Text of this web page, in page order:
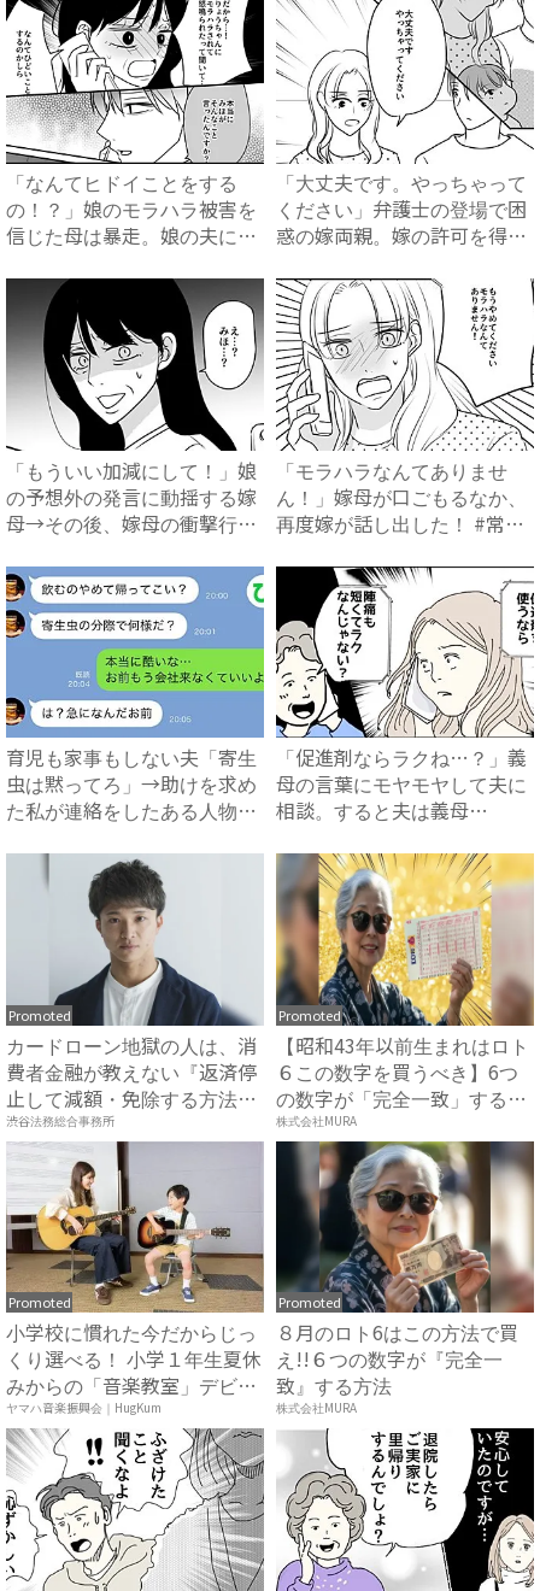
「なんてヒドイことをする
の！？」娘のモラハラ被害を
信じた母は暴走。娘の夫に電
「大丈夫です。やっちゃって
ください」弁護士の登場で困
惑の嫁両親。嫁の許可を得た
「もういい加減にして！」娘
の予想外の発言に動揺する嫁
母→その後、嫁母の衝撃行動
「モラハラなんてありませ
ん！」嫁母が口ごもるなか、
再度嫁が話し出した！ #常識
育児も家事もしない夫「寄生
虫は黙ってろ」→助けを求め
た私が連絡をしたある人物と
「促進剤ならラクね…？」義
母の言葉にモヤモヤして夫に
相談。すると夫は義母
Promoted
カードローン地獄の人は、消
費者金融が教えない『返済停
止して減額・免除する方法』
で...
渋谷法務総合事務所
Promoted
【昭和43年以前生まれはロト
６この数字を買うべき】6つ
の数字が「完全一致」する
方...
株式会社MURA
Promoted
小学校に慣れた今だからじっ
くり選べる！ 小学１年生夏休
みからの「音楽教室」デビ
ュ...
ヤマハ音楽振興会｜HugKum
Promoted
８月のロト6はこの方法で買
え!!６つの数字が『完全一
致』する方法
株式会社MURA